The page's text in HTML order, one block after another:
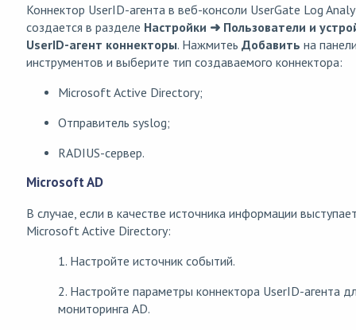
Коннектор UserID-агента в веб-консоли UserGate Log
создается в разделе Настройки ➜ Пользователи и
UserID-агент коннекторы. Нажмитеь Добавить на
инструментов и выберите тип создаваемого коннектора:
Microsoft Active Directory;
Отправитель syslog;
RADIUS-сервер.
Microsoft AD
В случае, если в качестве источника информации
Microsoft Active Directory:
1. Настройте источник событий.
2. Настройте параметры коннектора UserID-агента
мониторинга AD.